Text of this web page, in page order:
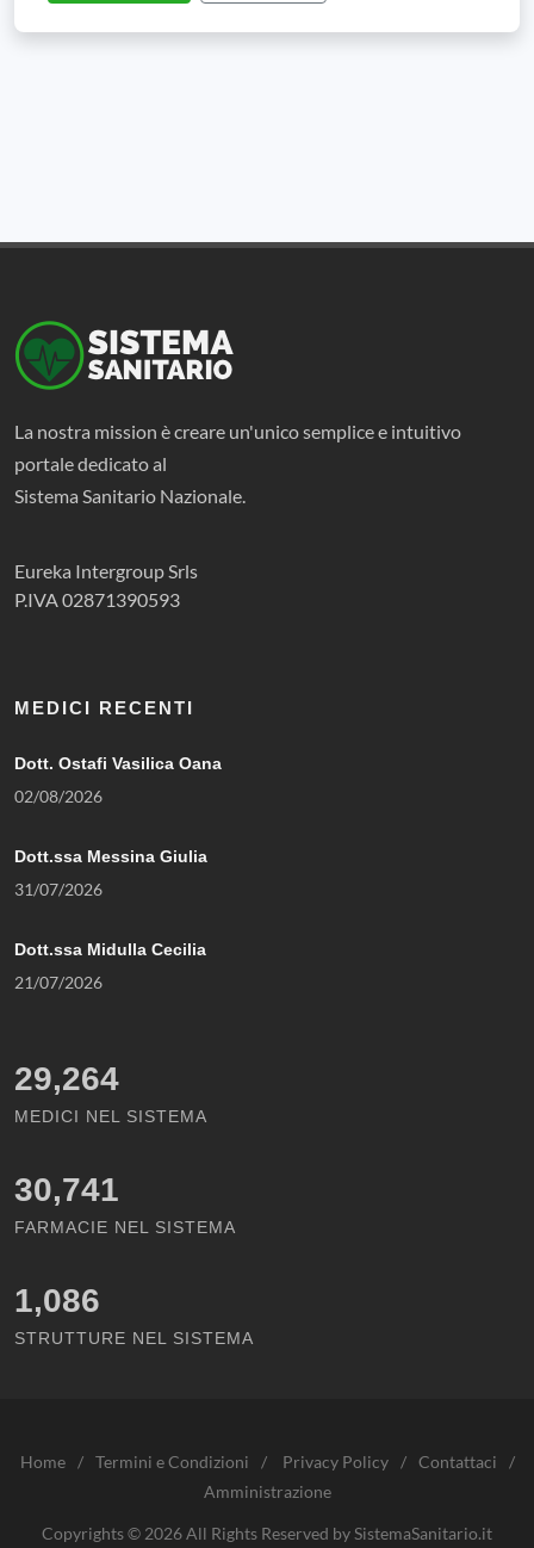
La nostra mission è creare un'unico semplice e intuitivo
portale dedicato al
Sistema Sanitario Nazionale.
Eureka Intergroup Srls
P.IVA 02871390593
MEDICI RECENTI
Dott. Ostafi Vasilica Oana
02/08/2026
Dott.ssa Messina Giulia
31/07/2026
Dott.ssa Midulla Cecilia
21/07/2026
29,264
MEDICI NEL SISTEMA
30,741
FARMACIE NEL SISTEMA
1,086
STRUTTURE NEL SISTEMA
Home / Termini e Condizioni / Privacy Policy / Contattaci
/
Amministrazione
Copyrights © 2026 All Rights Reserved by SistemaSanitario.it